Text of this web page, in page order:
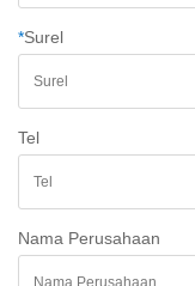
*Surel
Tel
Nama Perusahaan